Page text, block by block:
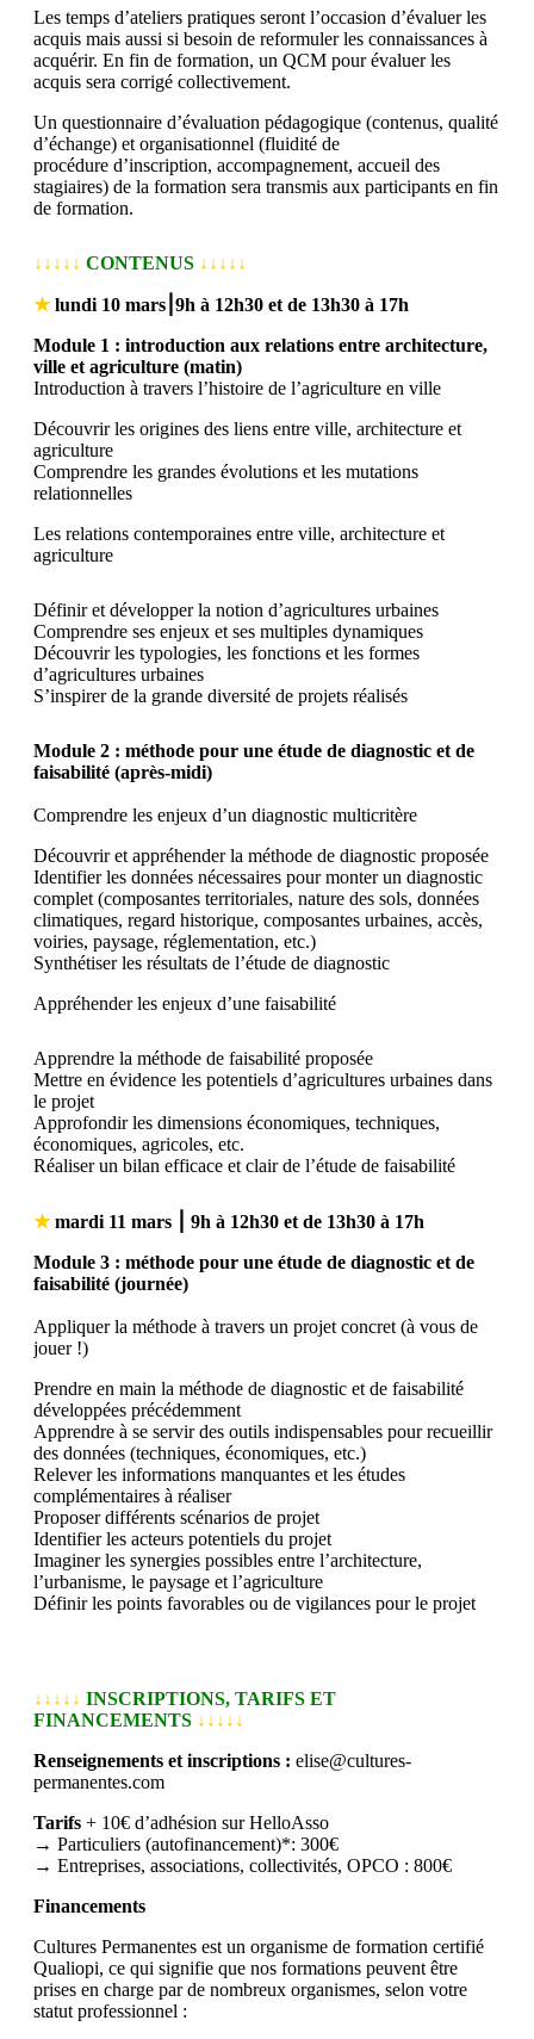
Les temps d’ateliers pratiques seront l’occasion d’évaluer les
acquis mais aussi si besoin de reformuler les connaissances à
acquérir. En fin de formation, un QCM pour évaluer les
acquis sera corrigé collectivement.
Un questionnaire d’évaluation pédagogique (contenus, qualité
d’échange) et organisationnel (fluidité de
procédure d’inscription, accompagnement, accueil des
stagiaires) de la formation sera transmis aux participants en fin
de formation.
↓↓↓↓↓ CONTENUS ↓↓↓↓↓
★lundi 10 mars ⎮9h à 12h30 et de 13h30 à 17h
Module 1 : introduction aux relations entre architecture,
ville et agriculture (matin)
Introduction à travers l’histoire de l’agriculture en ville
Découvrir les origines des liens entre ville, architecture et
agriculture
Comprendre les grandes évolutions et les mutations
relationnelles
Les relations contemporaines entre ville, architecture et
agriculture
Définir et développer la notion d’agricultures urbaines
Comprendre ses enjeux et ses multiples dynamiques
Découvrir les typologies, les fonctions et les formes
d’agricultures urbaines
S’inspirer de la grande diversité de projets réalisés
Module 2 : méthode pour une étude de diagnostic et de
faisabilité (après-midi)
Comprendre les enjeux d’un diagnostic multicritère
Découvrir et appréhender la méthode de diagnostic proposée
Identifier les données nécessaires pour monter un diagnostic
complet (composantes territoriales, nature des sols, données
climatiques, regard historique, composantes urbaines, accès,
voiries, paysage, réglementation, etc.)
Synthétiser les résultats de l’étude de diagnostic
Appréhender les enjeux d’une faisabilité
Apprendre la méthode de faisabilité proposée
Mettre en évidence les potentiels d’agricultures urbaines dans
le projet
Approfondir les dimensions économiques, techniques,
économiques, agricoles, etc.
Réaliser un bilan efficace et clair de l’étude de faisabilité
★ mardi 11 mars ⎮ 9h à 12h30 et de 13h30 à 17h
Module 3 : méthode pour une étude de diagnostic et de
faisabilité (journée)
Appliquer la méthode à travers un projet concret (à vous de
jouer !)
Prendre en main la méthode de diagnostic et de faisabilité
développées précédemment
Apprendre à se servir des outils indispensables pour recueillir
des données (techniques, économiques, etc.)
Relever les informations manquantes et les études
complémentaires à réaliser
Proposer différents scénarios de projet
Identifier les acteurs potentiels du projet
Imaginer les synergies possibles entre l’architecture,
l’urbanisme, le paysage et l’agriculture
Définir les points favorables ou de vigilances pour le projet
↓↓↓↓↓ INSCRIPTIONS, TARIFS ET
FINANCEMENTS ↓↓↓↓↓
Renseignements et inscriptions : elise@cultures-
permanentes.com
Tarifs + 10€ d’adhésion sur HelloAsso
→ Particuliers (autofinancement)*: 300€
→ Entreprises, associations, collectivités, OPCO : 800€
Financements
Cultures Permanentes est un organisme de formation certifié
Qualiopi, ce qui signifie que nos formations peuvent être
prises en charge par de nombreux organismes, selon votre
statut professionnel :